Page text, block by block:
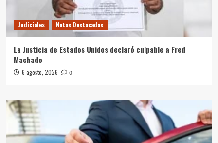
Judiciales Notas Destacadas
La Justicia de Estados Unidos declaró culpable a Fred
Machado
6 agosto, 2026 0